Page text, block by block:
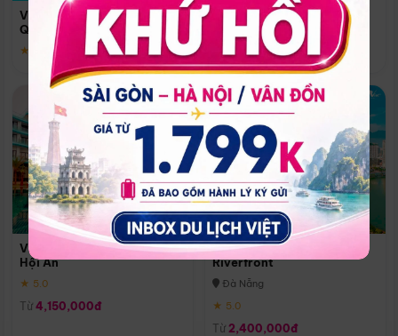
Vinpearl Resort & Spa Phu
Quoc
★ 5.0
Quoc
Phú Quốc
★ 5.0
Vinpearl Resort & Golf Nam
Hội An
★ 5.0
Từ 4,150,000đ
Melia Vinpearl Danang
Riverfront
Đà Nẵng
★ 5.0
Từ 2,400,000đ